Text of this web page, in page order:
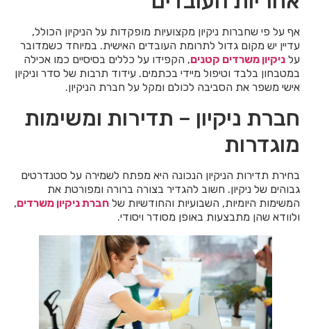
אף על פי שחברות ניקיון מקצועיות מופקדות על הניקיון הכולל,
עדיין יש מקום גדול לתרומת העובדים האישית. במיוחד כשמדובר
על ניקיון משרדים קטנים, הקפידו על כללים בסיסיים כמו אכילה
במטבחון בלבד וטיפול מיידי בכתמים. עידוד תרבות של סדר וניקיון
אישי משפר את הסביבה לכולם ומקל על חברת הניקיון.
חברת ניקיון – תדירות ומשימות
מוגדרות
בחירת תדירות הניקיון הנכונה היא מפתח לשמירה על סטנדרטים
גבוהים של ניקיון. חשוב להגדיר בצורה ברורה ומפורטת את
המשימות היומיות, השבועיות והחודשיות של חברת ניקיון משרדים,
ולוודא שהן מתבצעות באופן מסודר ויסודי.